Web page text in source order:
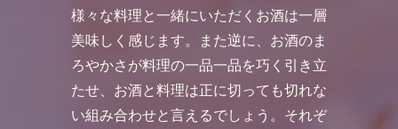
様々な料理と一緒にいただくお酒は一層
美味しく感じます。また逆に、お酒のま
ろやかさが料理の一品一品を巧く引き立
たせ、お酒と料理は正に切っても切れな
い組み合わせと言えるでしょう。それぞ